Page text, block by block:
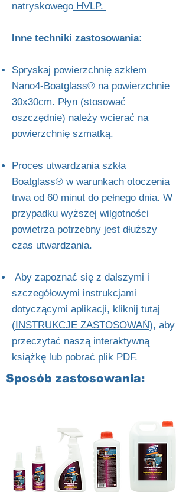
natryskowego HVLP.
Inne techniki zastosowania:
Spryskaj powierzchnię szkłem
Nano4-Boatglass® na powierzchnie
30x30cm. Płyn (stosować
oszczędnie) należy wcierać na
powierzchnię szmatką.
Proces utwardzania szkła
Boatglass® w warunkach otoczenia
trwa od 60 minut do pełnego dnia. W
przypadku wyższej wilgotności
powietrza potrzebny jest dłuższy
czas utwardzania.
Aby zapoznać się z dalszymi i
szczegółowymi instrukcjami
dotyczącymi aplikacji, kliknij tutaj
(INSTRUKCJE ZASTOSOWAŃ), aby
przeczytać naszą interaktywną
książkę lub pobrać plik PDF.
Sposób zastosowania: